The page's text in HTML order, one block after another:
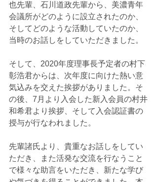
也先輩、石川道政先輩から、美濃青年
会議所がどのように設立されたのか、
そしてどのような活動していたのか、
当時のお話しをしていただきました。
そして、2020年度理事長予定者の村下
彰浩君からは、次年度に向けた熱い意
気込みを交えた挨拶がありました。そ
の後、7月より入会した新入会員の村井
和希君より挨拶、そして入会認証書の
授与が行なわれました。
先輩諸氏より、貴重なお話しをしてい
ただき、また活発な交流を行なうこと
で様々な助言をいただき、新たな学び